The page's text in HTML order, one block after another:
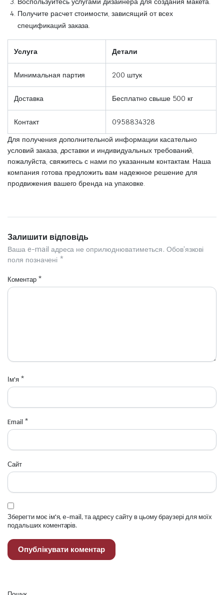
Получите расчет стоимости, зависящий от всех
спецификаций заказа.
Услуга Детали
Минимальная партия 200 штук
Доставка Бесплатно свыше 500 кг
Контакт
0958834328
Для получения дополнительной информации касательно
условий заказа, доставки и индивидуальных требований,
пожалуйста, свяжитесь с нами по указанным контактам. Наша
компания готова предложить вам надежное решение для
продвижения вашего бренда на упаковке.
Залишити відповідь
Ваша e-mail адреса не оприлюднюватиметься. Обов’язкові
поля позначені *
Коментар *
Ім'я *
Email *
Сайт
Зберегти моє ім'я, e-mail, та адресу сайту в цьому браузері для моїх
подальших коментарів.